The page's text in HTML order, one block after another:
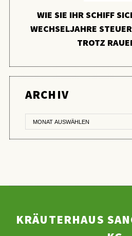
WIE SIE IHR SCHIFF
WECHSELJAHRE
TROTZ
ARCHIV
KRÄUTERHAUS